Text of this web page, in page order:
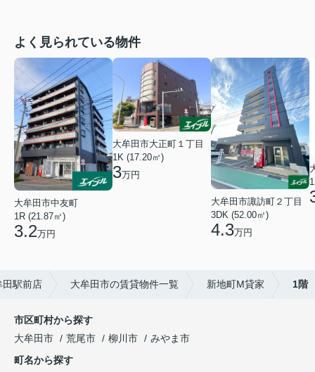
よく見られている物件
大牟田市中友町
1R (21.87㎡)
3.2万円
大牟田市大正町１丁目
1K (17.20㎡)
3万円
大牟田市諏訪町２丁目
3DK (52.00㎡)
4.3万円
田駅前店 大牟田市の賃貸物件一覧 新地町M貸家 1階
市区町村から探す
大牟田市
荒尾市 柳川市
みやま市
町名から探す